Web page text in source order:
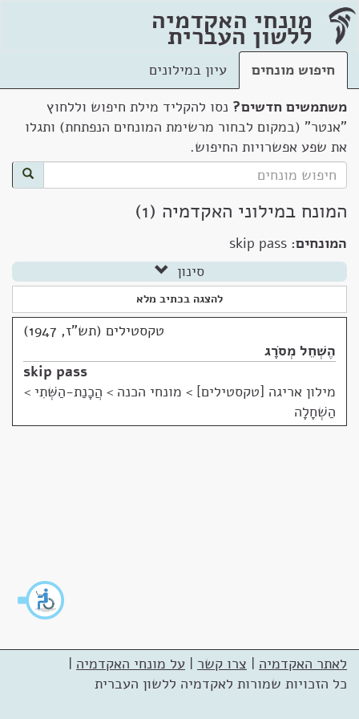
מונחי האקדמיה
ללשון העברית
חיפוש מונחים
עיון במילונים
משתמשים חדשים? נסו להקליד מילת חיפוש וללחוץ
"אנטר" (במקום לבחור מרשימת המונחים הנפתחת) ותגלו
את שפע אפשרויות החיפוש.
המונח במילוני האקדמיה (1)
המונחים: skip pass
סינון
להצגה בכתיב מלא
טקסטילים (תש"ז, 1947)
הֶשְׁחֵל מְסֹרָג
skip pass
מילון אריגה [טקסטילים] > מונחי הכנה > הֲכָנַת-הַשְּׁתִי >
הַשְׁחָלָה
לאתר האקדמיה | צרו קשר | על מונחי האקדמיה |
כל הזכויות שמורות לאקדמיה ללשון העברית